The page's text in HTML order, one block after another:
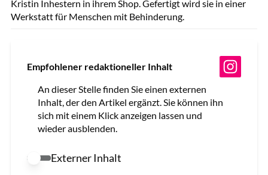
Kristin Inhestern in ihrem Shop. Gefertigt wird sie in einer
Werkstatt für Menschen mit Behinderung.
Empfohlener redaktioneller Inhalt
An dieser Stelle finden Sie einen externen
Inhalt, der den Artikel ergänzt. Sie können ihn
sich mit einem Klick anzeigen lassen und
wieder ausblenden.
Externer Inhalt erlauben
Externer Inhalt